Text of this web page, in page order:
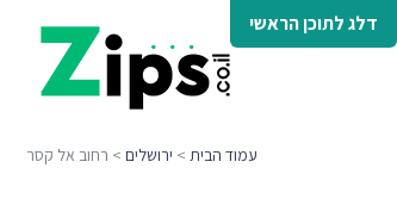
דלג לתוכן הראשי
עמוד הבית > ירושלים > רחוב אל קסר